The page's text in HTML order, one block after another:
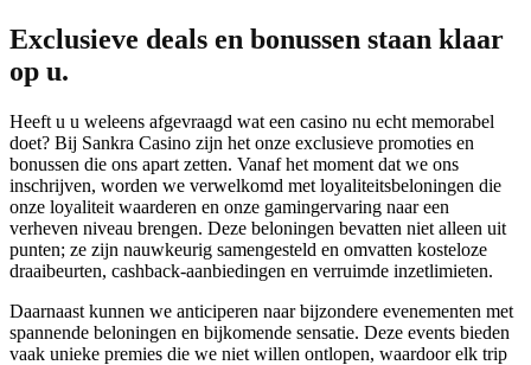
Exclusieve deals en bonussen staan klaar
op u.
Heeft u u weleens afgevraagd wat een casino nu echt memorabel
doet? Bij Sankra Casino zijn het onze exclusieve promoties en
bonussen die ons apart zetten. Vanaf het moment dat we ons
inschrijven, worden we verwelkomd met loyaliteitsbeloningen die
onze loyaliteit waarderen en onze gamingervaring naar een
verheven niveau brengen. Deze beloningen bevatten niet alleen uit
punten; ze zijn nauwkeurig samengesteld en omvatten kosteloze
draaibeurten, cashback-aanbiedingen en verruimde inzetlimieten.
Daarnaast kunnen we anticiperen naar bijzondere evenementen met
spannende beloningen en bijkomende sensatie. Deze events bieden
vaak unieke premies die we niet willen ontlopen, waardoor elk trip